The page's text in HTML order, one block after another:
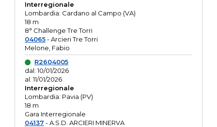
Interregionale
Lombardia: Cardano al Campo (VA)
18 m
8° Challenge Tre Torri
04065- Arcieri Tre Torri
Melone, Fabio
R2604005
dal: 10/01/2026
al: 11/01/2026
Interregionale
Lombardia: Pavia (PV)
18 m
Gara Interregionale
04137 - A.S.D. ARCIERI MINERVA